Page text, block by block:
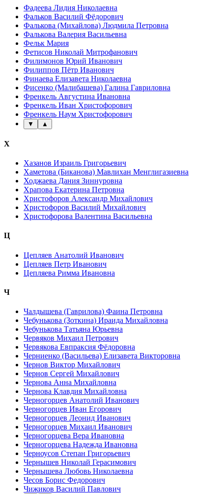
Фадеева Лидия Николаевна
Фальков Василий Фёдорович
Фалькова (Михайлова) Людмила Петровна
Фалькова Валерия Васильевна
Фельк Мария
Фетисов Николай Митрофанович
Филимонов Юрий Иванович
Филиппов Пётр Иванович
Финаева Елизавета Николаевна
Фисенко (Малибашева) Галина Гавриловна
Френкель Августина Ивановна
Френкель Иван Христофорович
Френкель Наум Христофорович
▼ ▲
Х
Хазанов Израиль Григорьевич
Хаметова (Биканова) Мавлихан Менглигазиевна
Ходжаева Дания Зиннуровна
Храпова Екатерина Петровна
Христофоров Александр Михайлович
Христофоров Василий Михайлович
Христофорова Валентина Васильевна
Ц
Цепляев Анатолий Иванович
Цепляев Петр Иванович
Цепляева Римма Ивановна
Ч
Чалдышева (Гаврилова) Фаина Петровна
Чебунькова (Зоткина) Ираида Михайловна
Чебунькова Татьяна Юрьевна
Червяков Михаил Петрович
Червякова Евпраксия Фёдоровна
Черниенко (Васильева) Елизавета Викторовна
Чернов Виктор Михайлович
Чернов Сергей Михайлович
Чернова Анна Михайловна
Чернова Клавдия Михайловна
Черногорцев Анатолий Иванович
Черногорцев Иван Егорович
Черногорцев Леонид Иванович
Черногорцев Михаил Иванович
Черногорцева Вера Ивановна
Черногорцева Надежда Ивановна
Черноусов Степан Григорьевич
Чернышев Николай Герасимович
Чернышева Любовь Николаевна
Чесов Борис Федорович
Чижиков Василий Павлович